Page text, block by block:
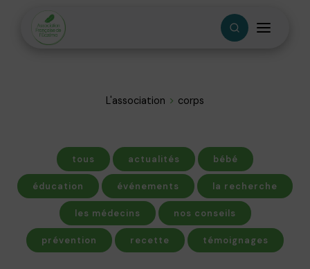
L'association corps
tous actualités bébé
éducation événements la recherche
les médecins nos conseils
prévention recette témoignages